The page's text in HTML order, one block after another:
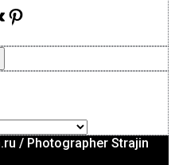
Pinterest
/ Photographer Strajin